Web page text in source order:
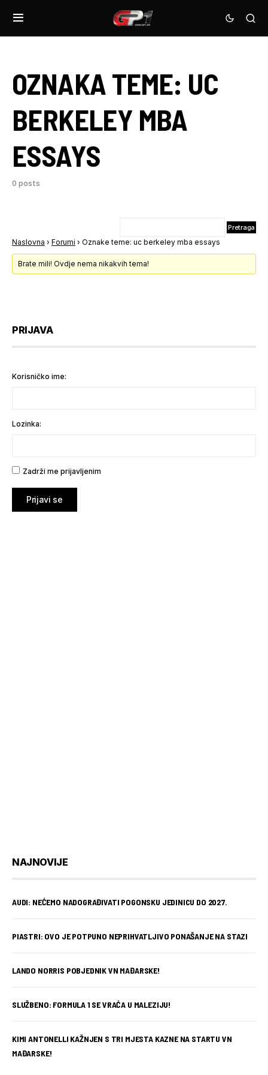
OZNAKA TEME: UC
BERKELEY MBA
ESSAYS
0 posts
Naslovna › Forumi › Oznake teme: uc berkeley mba essays
Brate mili! Ovdje nema nikakvih tema!
PRIJAVA
Korisničko ime:
Lozinka:
Zadrži me prijavljenim
Prijavi se
NAJNOVIJE
AUDI: NEĆEMO NADOGRAĐIVATI POGONSKU JEDINICU DO 2027.
PIASTRI: OVO JE POTPUNO NEPRIHVATLJIVO PONAŠANJE NA STAZI
LANDO NORRIS POBJEDNIK VN MAĐARSKE!
SLUŽBENO: FORMULA 1 SE VRAĆA U MALEZIJU!
KIMI ANTONELLI KAŽNJEN S TRI MJESTA KAZNE NA STARTU VN
MAĐARSKE!